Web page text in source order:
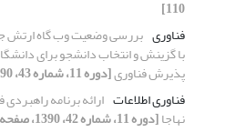
110]
فناوری بررسی وضعیت وب گاه ارتش
با گزینش و انتخاب دانشجو برای
پذیرش فناوری[دوره 11، شماره 43، 1390، صفحه 75-102]
فناوری اطلاعات ارائه برنامه
نهاجا[دوره 11، شماره 42، 1390، صفحه 43-70]